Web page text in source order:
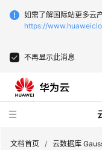
如需了解国际站更多云
https://
不再显示此消息
文档首页 / 云数据库